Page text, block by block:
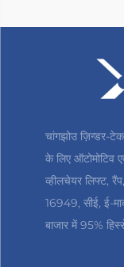
चांगझोउ ज़िन्डर-
के लिए ऑटोमोटिव
व्हीलचेयर लिफ्ट,
16949, सीई, ई-
बाजार में 95%